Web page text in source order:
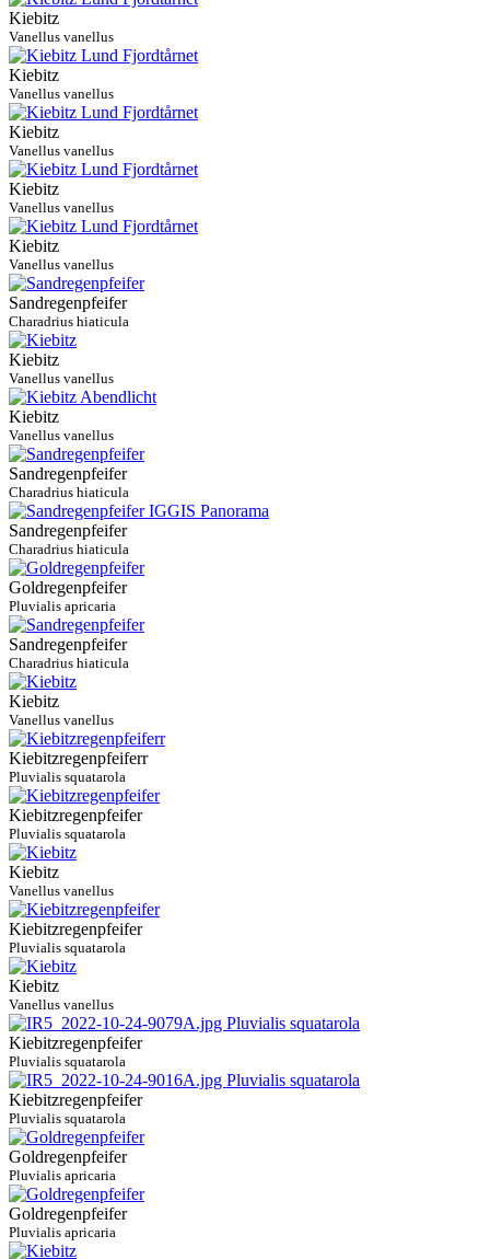
Kiebitz
Vanellus vanellus
Kiebitz
Vanellus vanellus
Kiebitz
Vanellus vanellus
Kiebitz
Vanellus vanellus
Kiebitz
Vanellus vanellus
Sandregenpfeifer
Charadrius hiaticula
Kiebitz
Vanellus vanellus
Kiebitz
Vanellus vanellus
Sandregenpfeifer
Charadrius hiaticula
Sandregenpfeifer
Charadrius hiaticula
Goldregenpfeifer
Pluvialis apricaria
Sandregenpfeifer
Charadrius hiaticula
Kiebitz
Vanellus vanellus
Kiebitzregenpfeiferr
Pluvialis squatarola
Kiebitzregenpfeifer
Pluvialis squatarola
Kiebitz
Vanellus vanellus
Kiebitzregenpfeifer
Pluvialis squatarola
Kiebitz
Vanellus vanellus
Kiebitzregenpfeifer
Pluvialis squatarola
Kiebitzregenpfeifer
Pluvialis squatarola
Goldregenpfeifer
Pluvialis apricaria
Goldregenpfeifer
Pluvialis apricaria